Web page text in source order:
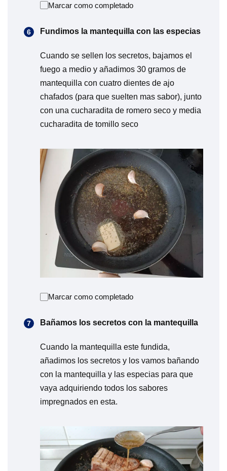
Marcar como completado
Fundimos la mantequilla con las especias
Cuando se sellen los secretos, bajamos el
fuego a medio y añadimos 30 gramos de
mantequilla con cuatro dientes de ajo
chafados (para que suelten mas sabor), junto
con una cucharadita de romero seco y media
cucharadita de tomillo seco
Marcar como completado
Bañamos los secretos con la mantequilla
Cuando la mantequilla este fundida,
añadimos los secretos y los vamos bañando
con la mantequilla y las especias para que
vaya adquiriendo todos los sabores
impregnados en esta.